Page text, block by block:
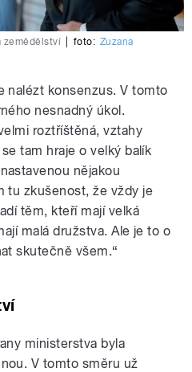
zemědělství foto: Zuzana
nalézt konsenzus. V tomto
nesnadný úkol.
roztříštěná, vztahy
tam hraje o velký balík
nějakou
tu zkušenost, že vždy je
těm, kteří mají velká
malá družstva. Ale je to o
skutečně všem.“
ministerstva byla
V tomto směru už